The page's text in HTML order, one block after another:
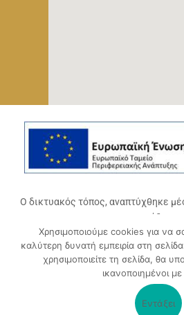
Ο δικτυακός τόπος, αναπτύχθηκε
πράξης
«Ψηφιακό Οικοσύστημα
Επιμελητηρίου Αχαΐας»
Επιχειρησιακό Πρόγραμμα
Συγχρηματοδοτείται από την
Ταμείο Περιφερειακής Ανάπτυξης
πόρους μέσω του
Χρησιμοποιούμε cookies για να
καλύτερη δυνατή εμπειρία στη
χρησιμοποιείτε τη σελίδα, θα
ικανοποιημένοι
Εντάξει